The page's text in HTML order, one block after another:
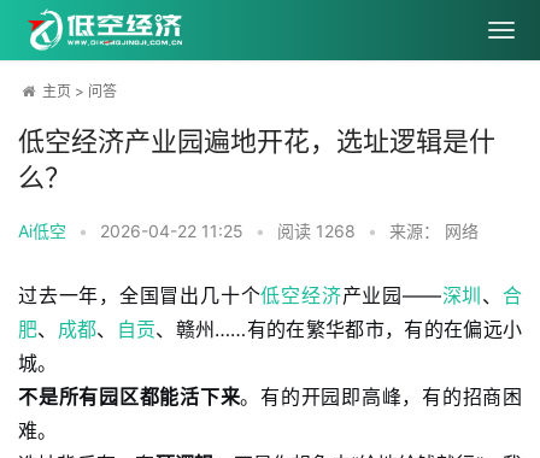
主页 > 问答
低空经济产业园遍地开花，选址逻辑是什
么？
Ai低空 • 2026-04-22 11:25 • 阅读 1268 • 来源： 网络
过去一年，全国冒出几十个低空经济产业园——深圳 、合
肥、 成都、 自贡、赣州……有的在繁华都市，有的在偏远小
城。
不是所有园区都能活下来。有的开园即高峰，有的招商困
难。